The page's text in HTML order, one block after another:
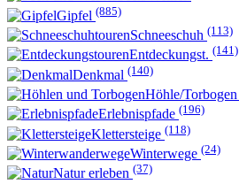
Gipfel (885)
Schneeschuh (113)
Entdeckungst. (141)
Denkmal (140)
Höhle/Torbogen
Erlebnispfade (196)
Klettersteige (118)
Winterwege (24)
Natur erleben (37)